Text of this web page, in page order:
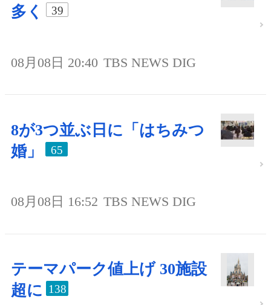
多く
39
08月08日 20:40 TBS NEWS DIG
8が3つ並ぶ日に「はちみつ
婚」
65
08月08日 16:52 TBS NEWS DIG
テーマパーク値上げ 30施設
超に 138